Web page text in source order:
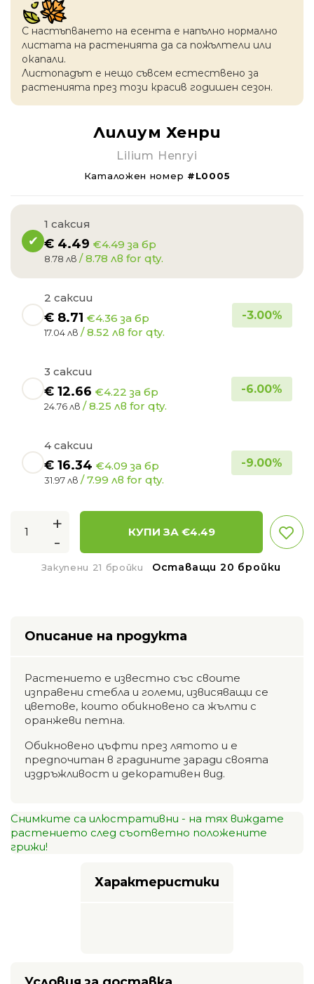
С настъпването на есентa е напълно нормално
листата на растенията да са пожълтели или
окапaли.
Листопадът е нещо съвсем естествено за
растенията през този красив годишен сезон.
Лилиум Хенри
Lilium Henryi
Каталожен номер #L0005
1 саксия
€ 4.49 €4.49 за бр
8.78 лв / 8.78 лв for qty.
2 саксии
€ 8.71 €4.36 за бр
17.04 лв / 8.52 лв for qty.
-3.00%
3 саксии
€ 12.66 €4.22 за бр
24.76 лв / 8.25 лв for qty.
-6.00%
4 саксии
€ 16.34 €4.09 за бр
31.97 лв / 7.99 лв for qty.
-9.00%
+
-
КУПИ ЗА €4.49
Закупени 21 бройки Оставащи 20 бройки
Описание на продукта
Растението е известно със своите
изправени стебла и големи, извисяващи се
цветове, които обикновено са жълти с
оранжеви петна.
Обикновено цъфти през лятото и е
предпочитан в градините заради своята
издръжливост и декоративен вид.
Снимките са илюстративни - на тях виждате
растението след съответно положените
грижи!
Характеристики